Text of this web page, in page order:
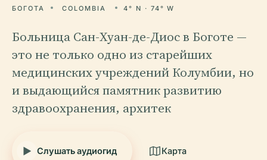
БОГОТА COLOMBIA 4° N · 74° W
Больница Сан-Хуан-де-Диос в Боготе —
это не только одно из старейших
медицинских учреждений Колумбии, но
и выдающийся памятник развитию
здравоохранения, архитек
Слушать аудиогид Карта